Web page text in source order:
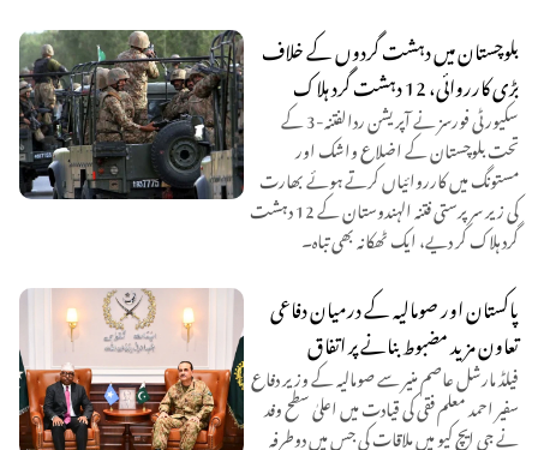
بلوچستان میں دہشت گردوں کے خلاف
بڑی کارروائی، 12 دہشت گرد ہلاک
سکیورٹی فورسز نے آپریشن ردالفتنہ-3 کے
تحت بلوچستان کے اضلاع واشک اور
مستونگ میں کارروائیاں کرتے ہوئے بھارت
کی زیر سرپرستی فتنہ الہندوستان کے 12 دہشت
گرد ہلاک کر دیے، ایک ٹھکانہ بھی تباہ۔
پاکستان اور صومالیہ کے درمیان دفاعی
تعاون مزید مضبوط بنانے پر اتفاق
فیلڈ مارشل عاصم منیر سے صومالیہ کے وزیر دفاع
سفیر احمد معلم فقی کی قیادت میں اعلیٰ سطح وفد
نے جی ایچ کیو میں ملاقات کی جس میں دوطرفہ